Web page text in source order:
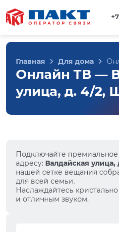
Главная Для дома
Онлайн ТВ —
улица, д. 4/2,
Подключайте
адресу: Валдайская
нашей сетке вещания
для всей семьи.
Наслаждайтесь
и отличным звуком.